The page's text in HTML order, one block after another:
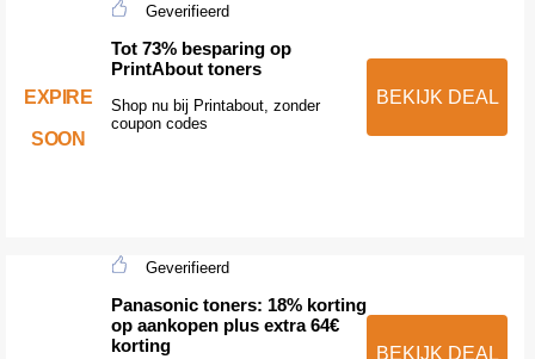
EXPIRE
SOON
Geverifieerd
Tot 73% besparing op
PrintAbout toners
Shop nu bij Printabout, zonder
coupon codes
BEKIJK DEAL
Geverifieerd
Panasonic toners: 18% korting
op aankopen plus extra 64€
korting
BEKIJK DEAL